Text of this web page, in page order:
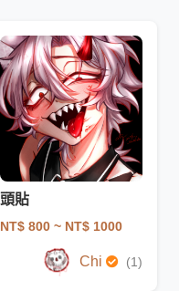
頭貼
NT$ 800 ~ NT$ 1000
Chi (1)